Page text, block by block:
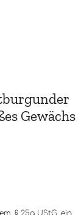
Gewächs
§ 25a UStG, ein